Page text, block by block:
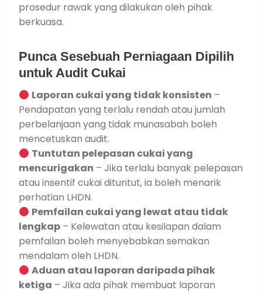
prosedur rawak yang dilakukan oleh pihak
berkuasa.
Punca Sesebuah Perniagaan Dipilih
untuk Audit Cukai
Laporan cukai yang tidak konsisten –
Pendapatan yang terlalu rendah atau jumlah
perbelanjaan yang tidak munasabah boleh
mencetuskan audit.
Tuntutan pelepasan cukai yang
mencurigakan – Jika terlalu banyak pelepasan
atau insentif cukai dituntut, ia boleh menarik
perhatian LHDN.
Pemfailan cukai yang lewat atau tidak
lengkap – Kelewatan atau kesilapan dalam
pemfailan boleh menyebabkan semakan
mendalam oleh LHDN.
Aduan atau laporan daripada pihak
ketiga – Jika ada pihak membuat laporan